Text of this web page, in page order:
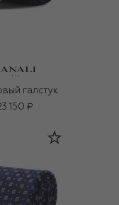
галстук
150 ₽